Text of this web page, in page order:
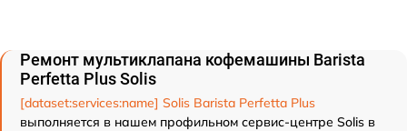
Ремонт мультиклапана кофемашины Barista
Perfetta Plus Solis
[dataset:services:name] Solis Barista Perfetta Plus
выполняется в нашем профильном сервис-центре Solis в